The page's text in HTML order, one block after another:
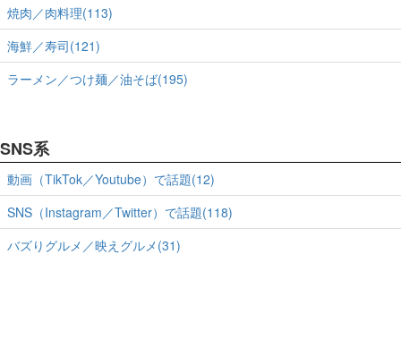
焼肉／肉料理(113)
海鮮／寿司(121)
ラーメン／つけ麺／油そば(195)
SNS系
動画（TikTok／Youtube）で話題(12)
SNS（Instagram／Twitter）で話題(118)
バズりグルメ／映えグルメ(31)